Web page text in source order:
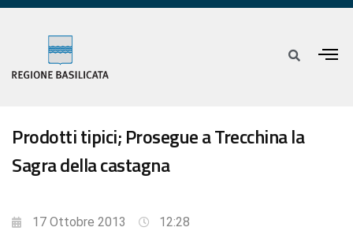
Prodotti tipici; Prosegue a Trecchina la
Sagra della castagna
17 Ottobre 2013 12:28